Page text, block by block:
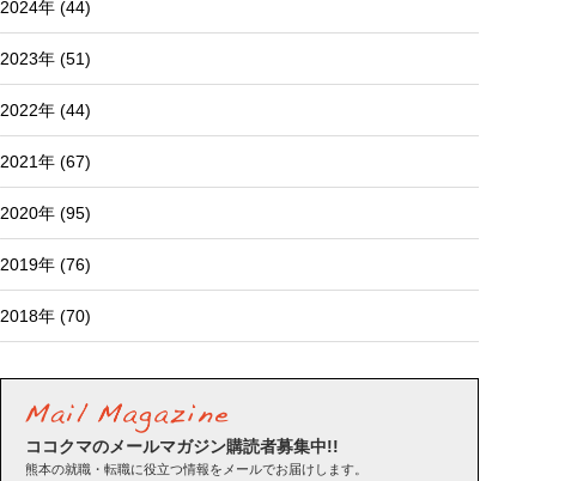
2024年 (44)
2023年 (51)
2022年 (44)
2021年 (67)
2020年 (95)
2019年 (76)
2018年 (70)
ココクマのメールマガジン購読者募集中!!
熊本の就職・転職に役立つ情報をメールでお届けします。